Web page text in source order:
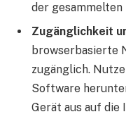
der
Zugänglichkeit
browserbasierte
zugänglich.
Software
Gerät aus auf die